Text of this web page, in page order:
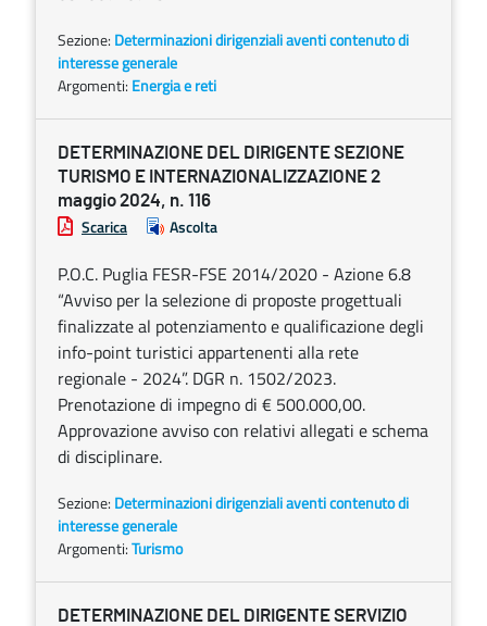
Sezione: Determinazioni dirigenziali aventi contenuto di
interesse generale
Argomenti: Energia e reti
DETERMINAZIONE DEL DIRIGENTE SEZIONE
TURISMO E INTERNAZIONALIZZAZIONE 2
maggio 2024, n. 116
Scarica Ascolta
P.O.C. Puglia FESR-FSE 2014/2020 - Azione 6.8
“Avviso per la selezione di proposte progettuali
finalizzate al potenziamento e qualificazione degli
info-point turistici appartenenti alla rete
regionale - 2024”. DGR n. 1502/2023.
Prenotazione di impegno di € 500.000,00.
Approvazione avviso con relativi allegati e schema
di disciplinare.
Sezione: Determinazioni dirigenziali aventi contenuto di
interesse generale
Argomenti:Turismo
DETERMINAZIONE DEL DIRIGENTE SERVIZIO